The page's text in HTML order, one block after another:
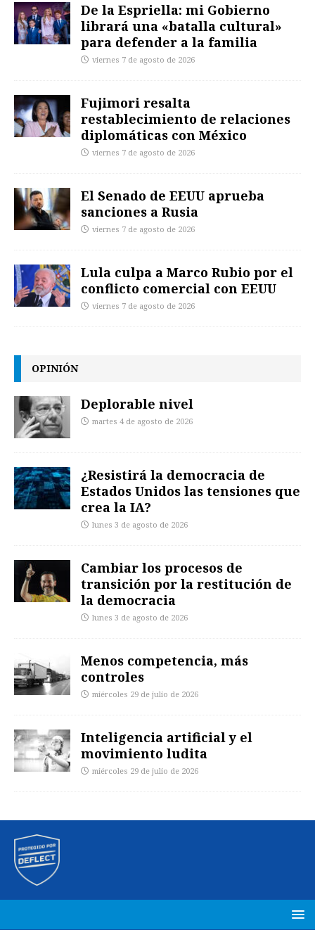
De la Espriella: mi Gobierno
librará una «batalla cultural»
para defender a la familia
viernes 7 de agosto de 2026
Fujimori resalta
restablecimiento de relaciones
diplomáticas con México
viernes 7 de agosto de 2026
El Senado de EEUU aprueba
sanciones a Rusia
viernes 7 de agosto de 2026
Lula culpa a Marco Rubio por el
conflicto comercial con EEUU
viernes 7 de agosto de 2026
OPINIÓN
Deplorable nivel
martes 4 de agosto de 2026
¿Resistirá la democracia de
Estados Unidos las tensiones que
crea la IA?
lunes 3 de agosto de 2026
Cambiar los procesos de
transición por la restitución de
la democracia
lunes 3 de agosto de 2026
Menos competencia, más
controles
miércoles 29 de julio de 2026
Inteligencia artificial y el
movimiento ludita
miércoles 29 de julio de 2026